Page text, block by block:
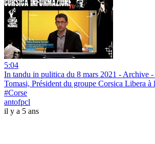
5:04
In tandu in pulitica du 8 mars 2021 - Archive
Tomasi, Président du groupe Corsica Libera à
#Corse
antofpcl
il y a 5 ans